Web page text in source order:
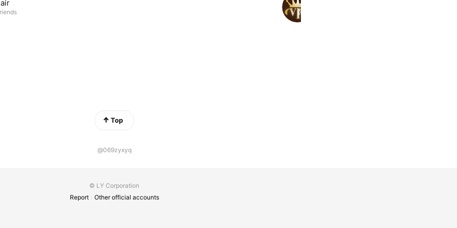
Top
@069zyxyq
© LY Corporation
Report
Other official accounts